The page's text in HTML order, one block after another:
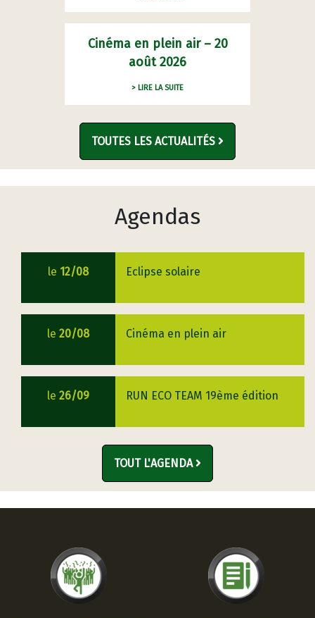
Cinéma en plein air – 20
août 2026
> LIRE LA SUITE
TOUTES LES ACTUALITÉS
Agendas
le 12/08 Eclipse solaire
le20/08 Cinéma en plein air
le26/09 RUN ECO TEAM 19ème édition
TOUT L'AGENDA